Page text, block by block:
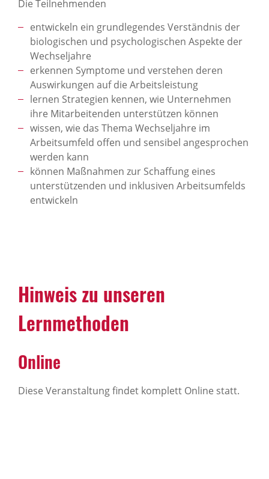
Die Teilnehmenden
entwickeln ein grundlegendes Verständnis der
biologischen und psychologischen Aspekte der
Wechseljahre
erkennen Symptome und verstehen deren
Auswirkungen auf die Arbeitsleistung
lernen Strategien kennen, wie Unternehmen
ihre Mitarbeitenden unterstützen können
wissen, wie das Thema Wechseljahre im
Arbeitsumfeld offen und sensibel angesprochen
werden kann
können Maßnahmen zur Schaffung eines
unterstützenden und inklusiven Arbeitsumfelds
entwickeln
Hinweis zu unseren
Lernmethoden
Online
Diese Veranstaltung findet komplett Online statt.